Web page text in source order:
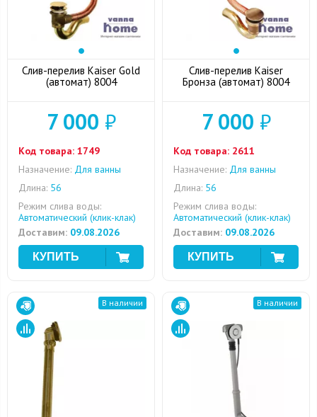
Слив-перелив Kaiser Gold
(автомат) 8004
7 000 ₽
Код товара: 1749
Назначение: Для ванны
Длина: 56
Режим слива воды:
Автоматический (клик-клак)
Доставим: 09.08.2026
Слив-перелив Kaiser
Бронза (автомат) 8004
7 000 ₽
Код товара: 2611
Назначение: Для ванны
Длина: 56
Режим слива воды:
Автоматический (клик-клак)
Доставим: 09.08.2026
В наличии В наличии